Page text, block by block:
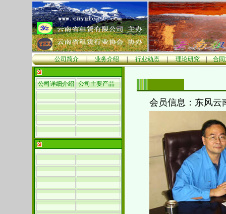
公司简介|业务介绍|行业动态|理论研究|合
公司详细介绍 公司主要产品
会员信息：东风云